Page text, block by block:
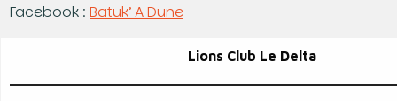
Facebook : Batuk’ A Dune
Lions Club Le Delta